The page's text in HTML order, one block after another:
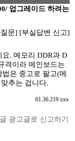
업그레이드 하려는
문] [부실답변 신고]
. 메모리 DDR과 D
격이라 메인보드는
은 중고로 팔고(메
추는 겁니다.
61.36.219.xxx
광고글로 신고하기